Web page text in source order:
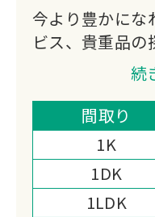
今より豊かにな
ビス、貴重品
り、特殊清掃
供する会社にな
私たち片付け
な遺品整理業者
す。
続
間取り
1K
1DK
1LDK